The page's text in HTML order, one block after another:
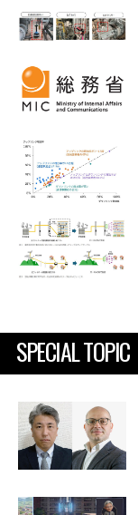
SPECIAL TOPIC